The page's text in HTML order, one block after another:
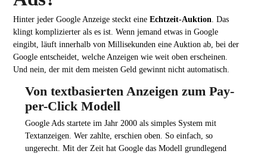
Hinter jeder Google Anzeige steckt eineEchtzeit-Auktion . Das
klingt komplizierter als es ist. Wenn jemand etwas in Google
eingibt, läuft innerhalb von Millisekunden eine Auktion ab, bei der
Google entscheidet, welche Anzeigen wie weit oben erscheinen.
Und nein, der mit dem meisten Geld gewinnt nicht automatisch.
Von textbasierten Anzeigen zum Pay-
per-Click Modell
Google Ads startete im Jahr 2000 als simples System mit
Textanzeigen. Wer zahlte, erschien oben. So einfach, so
ungerecht. Mit der Zeit hat Google das Modell grundlegend